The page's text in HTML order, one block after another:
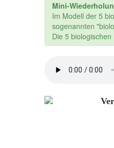
Mini-
Im Modell der 5
sogenannten
Die 5